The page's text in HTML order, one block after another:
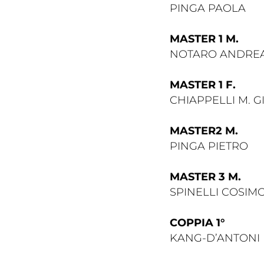
PINGA PAOLA
MASTER 1 M.
NOTARO
MASTER 1 F.
CHIAPPELLI M.
MASTER2 M.
PINGA PIETRO
MASTER 3 M.
SPINELLI
COPPIA 1°
KANG-D’ANTONI